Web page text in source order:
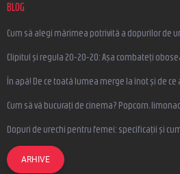
BLOG
Cum să alegi mărimea potrivită a dopurilor de
Clipitul și regula 20-20-20: Așa combateți
În apă! De ce toată lumea merge la înot și de ce
Cum să vă bucurați de cinema? Popcorn,
Dopuri de urechi pentru femei: specificații și
ARHIVE